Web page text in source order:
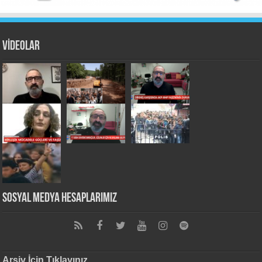
VİDEOLAR
Sosyal Medya Hesaplarımız
Arşiv İçin Tıklayınız